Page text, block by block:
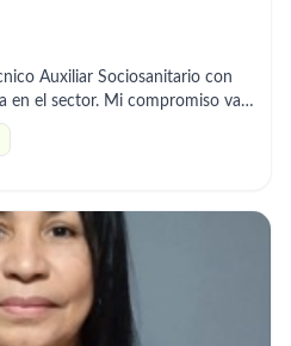
Auxiliar Sociosanitario con
en el sector. Mi compromiso va
y mi pasión es mejorar la calidad
su autonomía y
aseo diario y confort. *
Escucha activa y
* ​Gestión del Hogar:
de comidas
Autonomía: Estimulación para